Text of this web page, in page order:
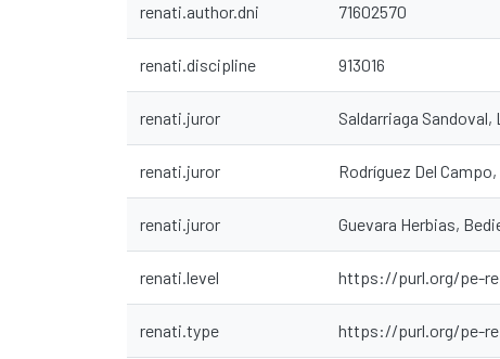
renati.author.dni 71602570
renati.discipline 913016
renati.juror Saldarriaga
renati.juror Rodríguez Del
renati.juror Guevara Herbias,
renati.level https://purl.org/pe-
renati.type https://purl.org/pe-